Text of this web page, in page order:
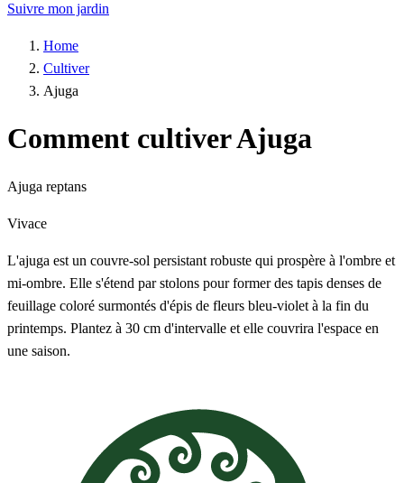
Suivre mon jardin
Home
Cultiver
Ajuga
Comment cultiver Ajuga
Ajuga reptans
Vivace
L'ajuga est un couvre-sol persistant robuste qui prospère à l'ombre et
mi-ombre. Elle s'étend par stolons pour former des tapis denses de
feuillage coloré surmontés d'épis de fleurs bleu-violet à la fin du
printemps. Plantez à 30 cm d'intervalle et elle couvrira l'espace en
une saison.